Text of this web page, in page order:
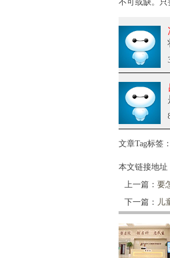
不可或缺。只
文章Tag标签：
本文链接地址
上一篇： 要
下一篇： 儿